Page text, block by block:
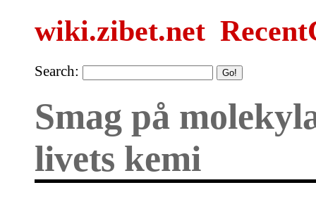
wiki.zibet.net
Search:
Smag på
livets kemi